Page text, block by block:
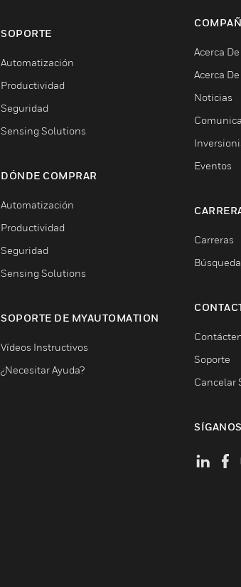
SOPORTE
Automatización
Productividad
Seguridad
Sensing Solutions
DÓNDE COMPRAR
Automatización
Productividad
Seguridad
Sensing Solutions
SOPORTE DE MYAUTOMATION
Vídeos Instructivos
¿Necesitar Ayuda?
Acerca
Acerca De
Noticias
Eventos
Carreras
Soporte
Cancelar
SÍGANOS